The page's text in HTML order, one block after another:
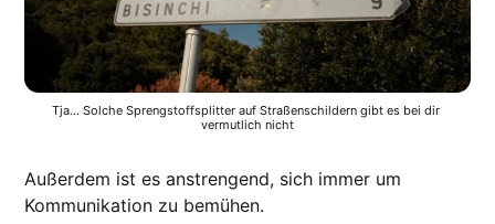
Tja... Solche Sprengstoffsplitter auf Straßenschildern gibt es bei dir
vermutlich nicht
Außerdem ist es anstrengend, sich immer um
Kommunikation zu bemühen.